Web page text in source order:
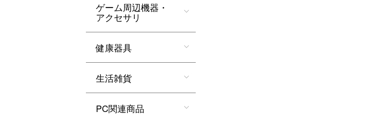
ゲーム周辺機器・
アクセサリ
健康器具
生活雑貨
PC関連商品